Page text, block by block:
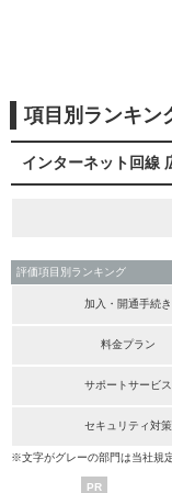
項目別ランキン
インターネット回線
評価項目別ランキング
加入・開通手続き
料金プラン
サポートサービス
セキュリティ対策
※文字がグレーの部門は当社規
PR